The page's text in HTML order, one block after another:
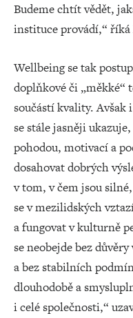
Budeme chtít vědět,
instituce provádí,“
Wellbeing se tak
doplňkové či „měkké“
součástí kvality.
se stále jasněji
pohodou, motivací a
dosahovat dobrých
v tom, v čem jsou
se v mezilidských
a fungovat v kulturně
se neobejde bez
a bez stabilních
dlouhodobě a
i celé společnosti,“